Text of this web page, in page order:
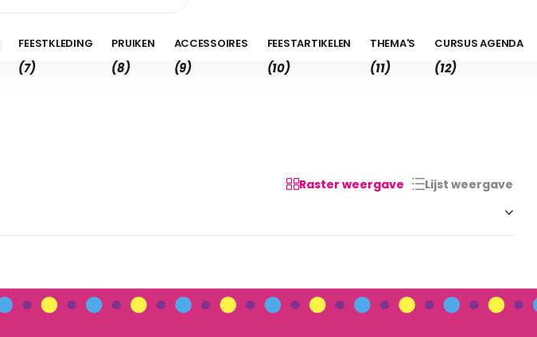
FEESTKLEDING
(7)
PRUIKEN
(8)
ACCESSOIRES
(9)
FEESTARTIKELEN
(10)
THEMA'S
(11)
CURSUS AGENDA
(12)
Raster weergave
Lijst weergave